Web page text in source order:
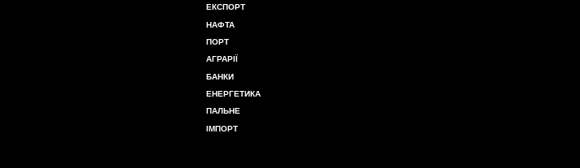
ЕКСПОРТ
НАФТА
ПОРТ
АГРАРІЇ
БАНКИ
ЕНЕРГЕТИКА
ПАЛЬНЕ
ІМПОРТ